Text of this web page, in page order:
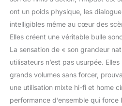
ont un poids physique, les
intelligibles même au cœur des
Elles créent une véritable bulle
La sensation de « son grandeur
utilisateurs n’est pas usurpée.
grands volumes sans forcer,
une utilisation mixte hi-fi et home
performance d’ensemble qui force